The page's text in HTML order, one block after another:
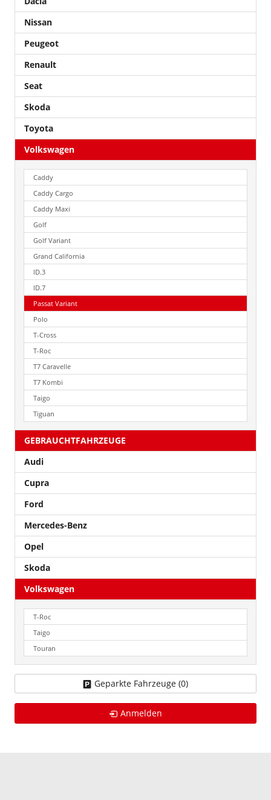
Nissan
Peugeot
Renault
Seat
Skoda
Toyota
Volkswagen
Caddy
Caddy Cargo
Caddy Maxi
Golf
Golf Variant
Grand California
ID.3
ID.7
Passat Variant
Polo
T-Cross
T-Roc
T7 Caravelle
T7 Kombi
Taigo
Tiguan
GEBRAUCHTFAHRZEUGE
Audi
Cupra
Ford
Mercedes-Benz
Opel
Skoda
Volkswagen
T-Roc
Taigo
Touran
Geparkte Fahrzeuge (0)
Anmelden